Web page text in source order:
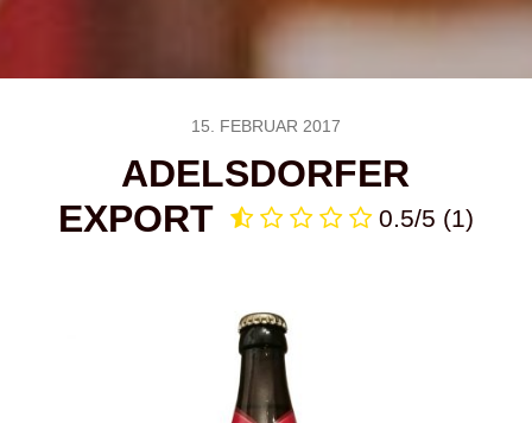
15. FEBRUAR 2017
ADELSDORFER
EXPORT
0.5/5 (1)